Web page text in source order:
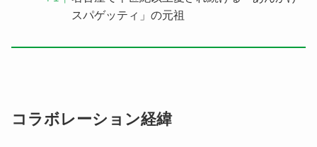
スパゲッティ」の元祖
コラボレーション経緯